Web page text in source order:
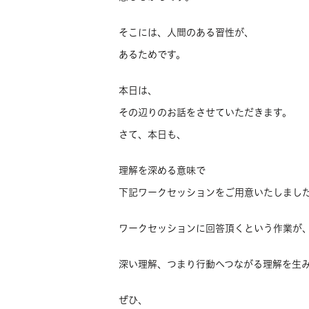
そこには、人間のある習性が、
あるためです。
本日は、
その辺りのお話をさせていただきます。
さて、本日も、
理解を深める意味で
下記ワークセッションをご用意いたしました
ワークセッションに回答頂くという作業が、
深い理解、つまり行動へつながる理解を生
ぜひ、